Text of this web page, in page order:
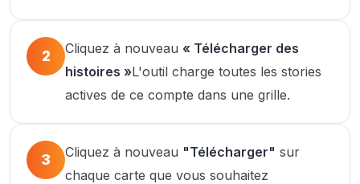
2 Cliquez à nouveau « Télécharger des
histoires »L'outil charge toutes les stories
actives de ce compte dans une grille.
3 Cliquez à nouveau "Télécharger" sur
chaque carte que vous souhaitez